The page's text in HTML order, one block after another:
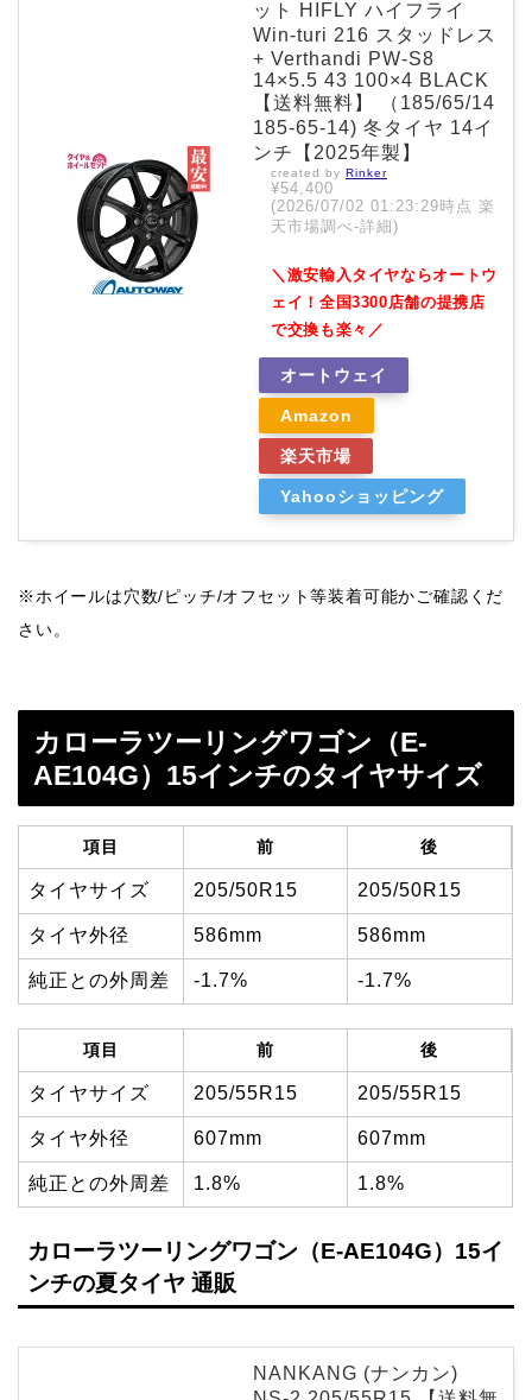
ット HIFLY ハイフライ
Win-turi 216 スタッドレス
+ Verthandi PW-S8
14×5.5 43 100×4 BLACK
【送料無料】 （185/65/14
185-65-14) 冬タイヤ 14イ
ンチ【2025年製】
created by Rinker
¥54,400
(2026/07/02 01:23:29時点 楽
天市場調べ-詳細)
＼激安輸入タイヤならオートウ
ェイ！全国3300店舗の提携店
で交換も楽々／
オートウェイ
Amazon
楽天市場
Yahooショッピング
※ホイールは穴数/ピッチ/オフセット等装着可能かご確認くだ
さい。
カローラツーリングワゴン（E-
AE104G）15インチのタイヤサイズ
項目 前 後
タイヤサイズ 205/50R15 205/50R15
タイヤ外径 586mm 586mm
純正との外周差 -1.7% -1.7%
項目 前 後
タイヤサイズ 205/55R15 205/55R15
タイヤ外径 607mm 607mm
純正との外周差 1.8% 1.8%
カローラツーリングワゴン（E-AE104G）15イ
ンチの夏タイヤ 通販
NANKANG (ナンカン)